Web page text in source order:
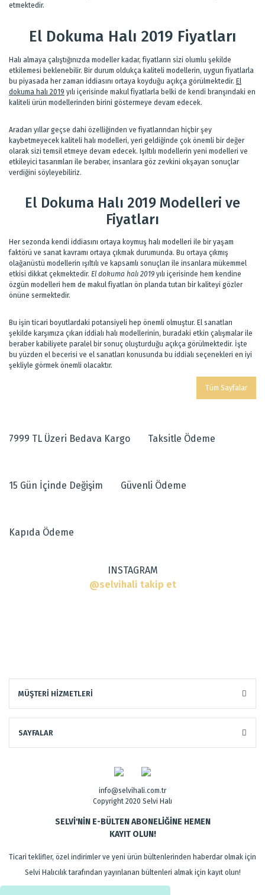
etmektedir.
El Dokuma Halı 2019 Fiyatları
Halı almaya çalıştığınızda modeller kadar, fiyatların sizi olumlu şekilde
etkilemesi beklenebilir. Bir durum oldukça kaliteli modellerin, uygun fiyatlarla
bu piyasada her zaman iddiasını ortaya koyduğu açıkça görülmektedir. El
dokuma halı 2019 yılı içerisinde makul fiyatlarla belki de kendi branşındaki en
kaliteli ürün modellerinden birini göstermeye devam edecek.
Aradan yıllar geçse dahi özelliğinden ve fiyatlarından hiçbir şey
kaybetmeyecek kaliteli halı modelleri, yeri geldiğinde çok önemli bir değer
olarak sizi temsil etmeye devam edecek. Işıltılı modellerin yeni modelleri ve
etkileyici tasarımları ile beraber, insanlara göz zevkini okşayan sonuçlar
verdiğini söyleyebiliriz.
El Dokuma Halı 2019 Modelleri ve
Fiyatları
Her sezonda kendi iddiasını ortaya koymuş halı modelleri ile bir yaşam
faktörü ve sanat kavramı ortaya çıkmak durumunda. Bu ortaya çıkmış
olağanüstü modellerin ışıltılı ve kapsamlı sonuçları ile insanlara mükemmel
etkisi dikkat çekmektedir. El dokuma halı 2019 yılı içerisinde hem kendine
özgün modelleri hem de makul fiyatları ön planda tutan bir kaliteyi gözler
önüne sermektedir.
Bu işin ticari boyutlardaki potansiyeli hep önemli olmuştur. El sanatları
şekilde karşımıza çıkan iddialı halı modellerinin, buradaki etkin çalışmalar ile
beraber kabiliyete paralel bir sonuç oluşturduğu açıkça görülmektedir. İşte
bu yüzden el becerisi ve el sanatları konusunda bu iddialı seçenekleri en iyi
şekliyle görmek önemli olacaktır.
Tüm Sayfalar
7999 TL Üzeri Bedava Kargo Taksitle Ödeme
15 Gün İçinde Değişim Güvenli Ödeme
Kapıda Ödeme
INSTAGRAM
@selvihali takip et
MÜŞTERİ HİZMETLERİ
SAYFALAR
info@selvihali.com.tr
Copyright 2020 Selvi Halı
SELVİ'NİN E-BÜLTEN ABONELİĞİNE HEMEN
KAYIT OLUN!
Ticari teklifler, özel indirimler ve yeni ürün bültenlerinden haberdar olmak için
Selvi Halıcılık tarafından yayınlanan bültenleri almak için kayıt olun!